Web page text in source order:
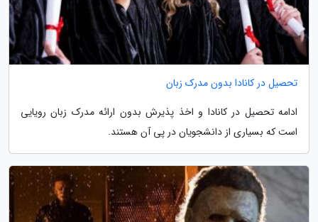
تحصیل در کانادا بدون مدرک زبان
ادامه تحصیل در کانادا و اخذ پذیرش بدون ارائه مدرک زبان رویایی
است که بسیاری از دانشجویان در پی آن هستند.